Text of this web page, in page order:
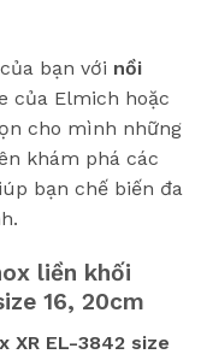
bạn với nồi
của Elmich hoặc
cho mình những
khám phá các
bạn chế biến đa
liền khối
16, 20cm
XR EL-3842 size